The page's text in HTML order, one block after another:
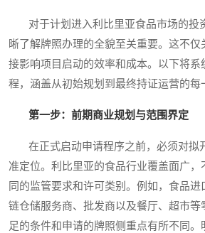
对于计划进入利比里亚食品市场的投
晰了解牌照办理的全貌至关重要。这不仅
接影响项目启动的效率和成本。以下将系
程，涵盖从初始规划到最终持证运营的每
第一步：前期商业规划与范围界定
在正式启动申请程序之前，必须对拟
准定位。利比里亚的食品行业覆盖面广，
同的监管要求和许可类别。例如，食品
链仓储服务商、批发商以及餐厅、超市等
足的条件和申请的牌照侧重点有所不同。